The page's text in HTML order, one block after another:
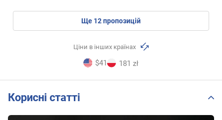
ще 12пропозицій
Ціни в інших країнах
$41 181 zł
Корисні статті